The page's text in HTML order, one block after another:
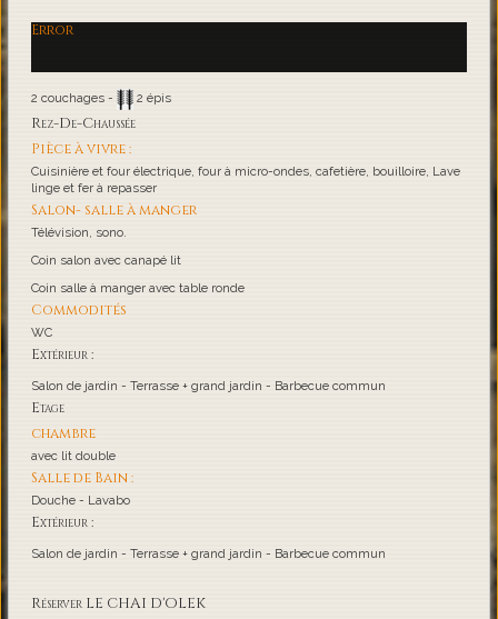
Error
2 couchages - 2 épis
Rez-De-Chaussée
Pièce à vivre :
Cuisinière et four électrique, four à micro-ondes, cafetière, bouilloire, Lave
linge et fer à repasser
Salon- salle à manger
Télévision, sono.
Coin salon avec canapé lit
Coin salle à manger avec table ronde
Commodités
WC
Extérieur :
Salon de jardin - Terrasse + grand jardin - Barbecue commun
Etage
chambre
avec lit double
Salle de Bain :
Douche - Lavabo
Extérieur :
Salon de jardin - Terrasse + grand jardin - Barbecue commun
Réserver LE CHAI D'OLEK